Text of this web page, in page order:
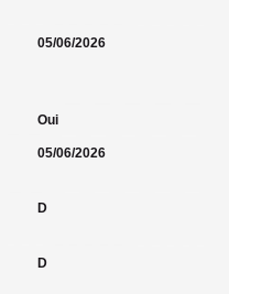
05/06/2026
Oui
05/06/2026
D
D